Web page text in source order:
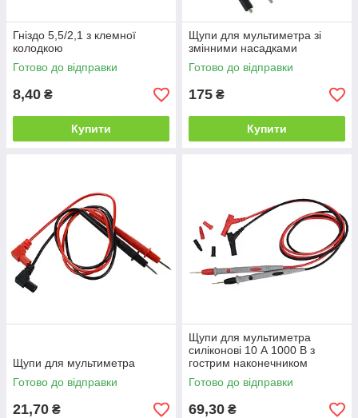
Гніздо 5,5/2,1 з клемної
колодкою
Готово до відправки
8,40 ₴
Купити
Щупи для мультиметра зі
змінними насадками
Готово до відправки
175 ₴
Купити
Щупи для мультиметра
Готово до відправки
21,70 ₴
Щупи для мультиметра
силіконові 10 А 1000 В з
гострим наконечником
Готово до відправки
69,30 ₴